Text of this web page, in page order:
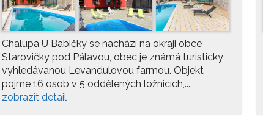
Chalupa U Babičky se nachází na okraji obce
Starovičky pod Pálavou, obec je známá turisticky
vyhledávanou Levandulovou farmou. Objekt
pojme 16 osob v 5 oddělených ložnicích,...
zobrazit detail